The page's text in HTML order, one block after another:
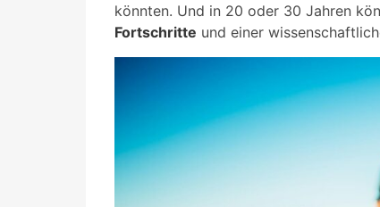
könnten. Und in 20 oder 30 Jahren
Fortschritte und einer